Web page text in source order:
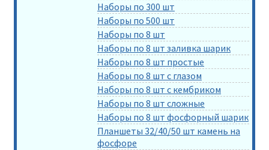
Наборы по 300 шт
Наборы по 500 шт
Наборы по 8 шт
Наборы по 8 шт заливка шарик
Наборы по 8 шт простые
Наборы по 8 шт с глазом
Наборы по 8 шт с кембриком
Наборы по 8 шт сложные
Наборы по 8 шт фосфорный шарик
Планшеты 32/40/50 шт камень на
фосфоре